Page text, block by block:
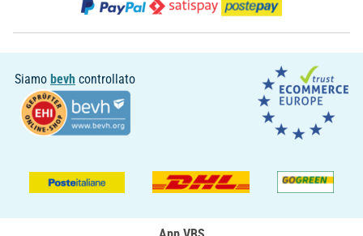
Siamo bevh controllato